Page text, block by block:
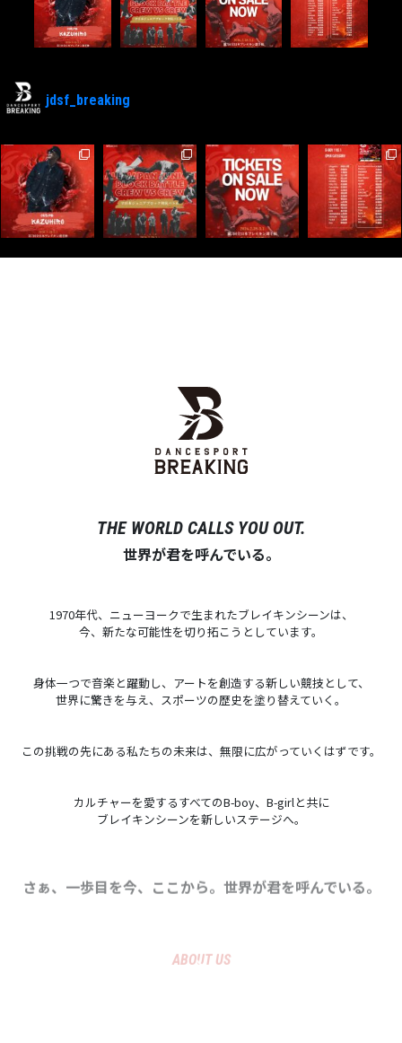
jdsf_breaking
THE WORLD CALLS YOU OUT.
世界が君を呼んでいる。
1970年代、ニューヨークで生まれたブレイキンシーンは、
今、新たな可能性を切り拓こうとしています。
身体一つで音楽と躍動し、アートを創造する新しい競技として、
世界に驚きを与え、スポーツの歴史を塗り替えていく。
この挑戦の先にある私たちの未来は、無限に広がっていくはずです。
カルチャーを愛するすべてのB-boy、B-girlと共に
ブレイキンシーンを新しいステージへ。
さぁ、一歩目を今、ここから。世界が君を呼んでいる。